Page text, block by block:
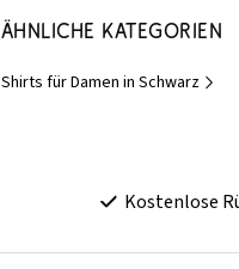
Ähnliche Kategorien
Shirts für Damen in Schwarz
Kostenlose